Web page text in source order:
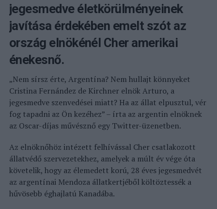
jegesmedve életkörülményeinek
javítása érdekében emelt szót az
ország elnökénél Cher amerikai
énekesnő.
„Nem sírsz érte, Argentína? Nem hullajt könnyeket
Cristina Fernández de Kirchner elnök Arturo, a
jegesmedve szenvedései miatt? Ha az állat elpusztul, vér
fog tapadni az Ön kezéhez” – írta az argentin elnöknek
az Oscar-díjas művésznő egy Twitter-üzenetben.
Az elnöknőhöz intézett felhívással Cher csatlakozott
állatvédő szervezetekhez, amelyek a múlt év vége óta
követelik, hogy az élemedett korú, 28 éves jegesmedvét
az argentínai Mendoza állatkertjéből költöztessék a
hűvösebb éghajlatú Kanadába.